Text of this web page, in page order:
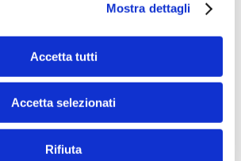
Mostra dettagli
Accetta tutti
Accetta selezionati
Rifiuta
Dall’instant europeo
internazionale. Le
innovazione,
legalità
del Salone dei Pagamenti si chiude con un